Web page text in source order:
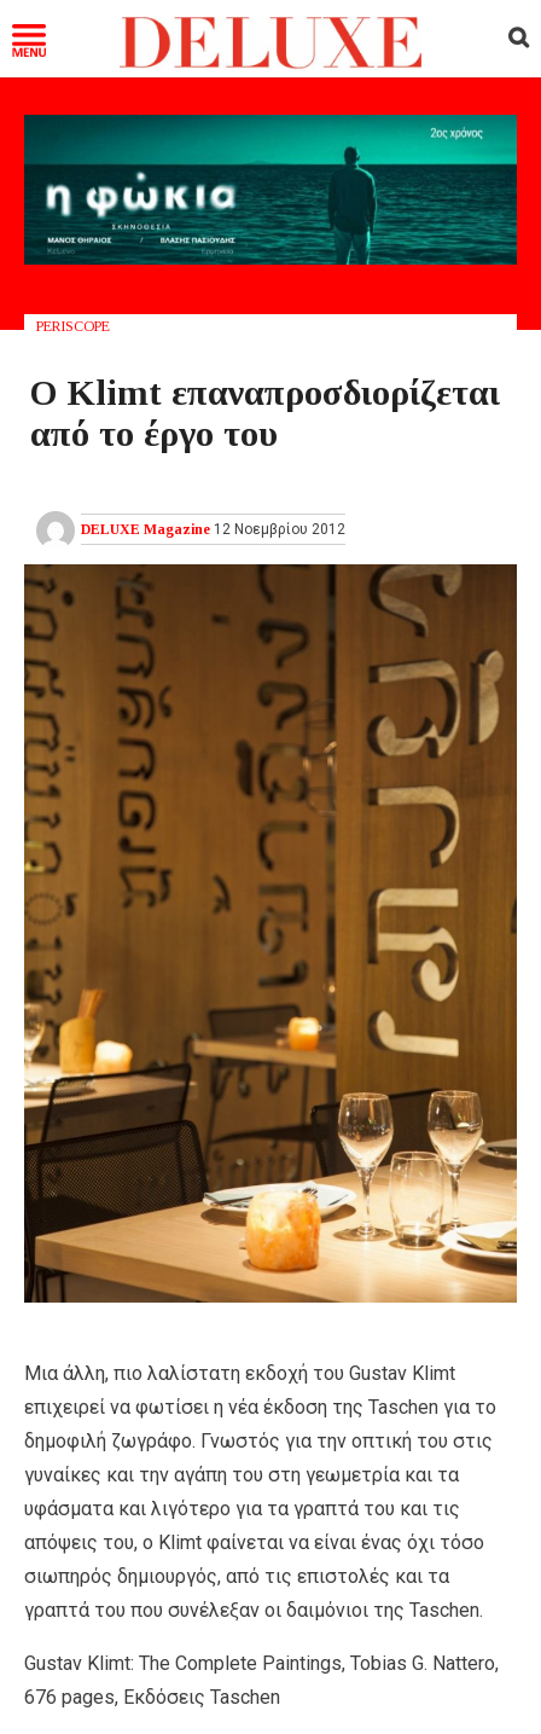
PERISCOPE
Ο Klimt επαναπροσδιορίζεται
από το έργο του
DELUXE Magazine 12 Νοεμβρίου 2012
Μια άλλη, πιο λαλίστατη εκδοχή του Gustav Klimt
επιχειρεί να φωτίσει η νέα έκδοση της Taschen για το
δημοφιλή ζωγράφο. Γνωστός για την οπτική του στις
γυναίκες και την αγάπη του στη γεωμετρία και τα
υφάσματα και λιγότερο για τα γραπτά του και τις
απόψεις του, ο Klimt φαίνεται να είναι ένας όχι τόσο
σιωπηρός δημιουργός, από τις επιστολές και τα
γραπτά του που συνέλεξαν οι δαιμόνιοι της Taschen.
Gustav Klimt: The Complete Paintings, Tobias G. Nattero,
676 pages, Εκδόσεις Taschen